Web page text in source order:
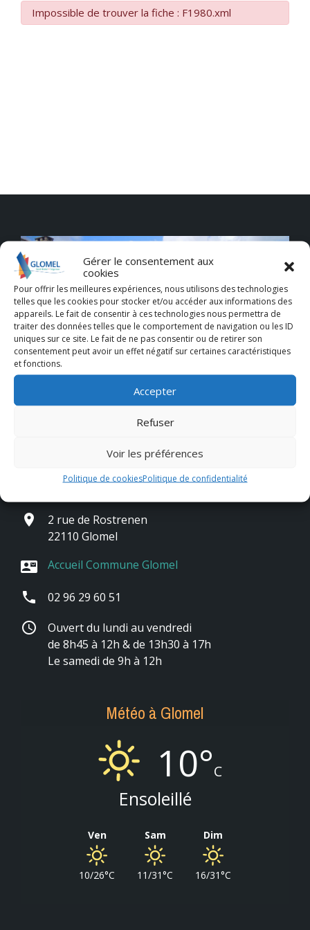
Gérer le consentement aux
cookies
Pour offrir les meilleures expériences, nous utilisons des technologies
telles que les cookies pour stocker et/ou accéder aux informations des
appareils. Le fait de consentir à ces technologies nous permettra de
traiter des données telles que le comportement de navigation ou les ID
uniques sur ce site. Le fait de ne pas consentir ou de retirer son
consentement peut avoir un effet négatif sur certaines caractéristiques
et fonctions.
Accepter
Refuser
Voir les préférences
Politique de cookiesPolitique de confidentialité
Impossible de trouver la fiche : F1980.xml
Contact & horaires
place
2 rue de Rostrenen
22110 Glomel
contact_mail Accueil Commune Glomel
phone 02 96 29 60 51
schedule
Ouvert du lundi au vendredi
de 8h45 à 12h & de 13h30 à 17h
Le samedi de 9h à 12h
Météo à Glomel
10°C
Ensoleillé
Ven
10/26°C
Sam
11/31°C
Dim
16/31°C